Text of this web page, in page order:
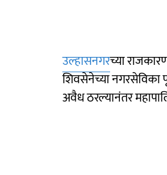
उल्हासनगरच्या
शिवसेनेच्या नगरसेविका
अवैध ठरल्यानंतर